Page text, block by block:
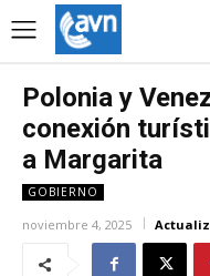
Polonia y
conexión
a Margarita
GOBIERNO
noviembre 4, 2025